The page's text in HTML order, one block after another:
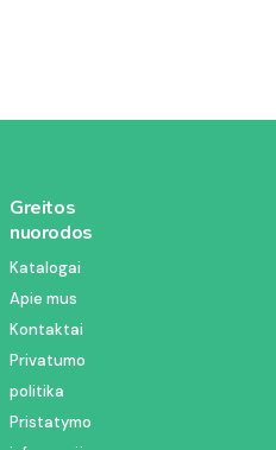
Greitos
nuorodos
Katalogai
Apie mus
Kontaktai
Privatumo
politika
Pristatymo